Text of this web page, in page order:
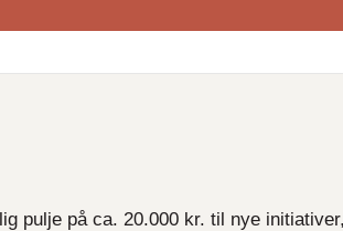
pulje på ca. 20.000 kr. til nye